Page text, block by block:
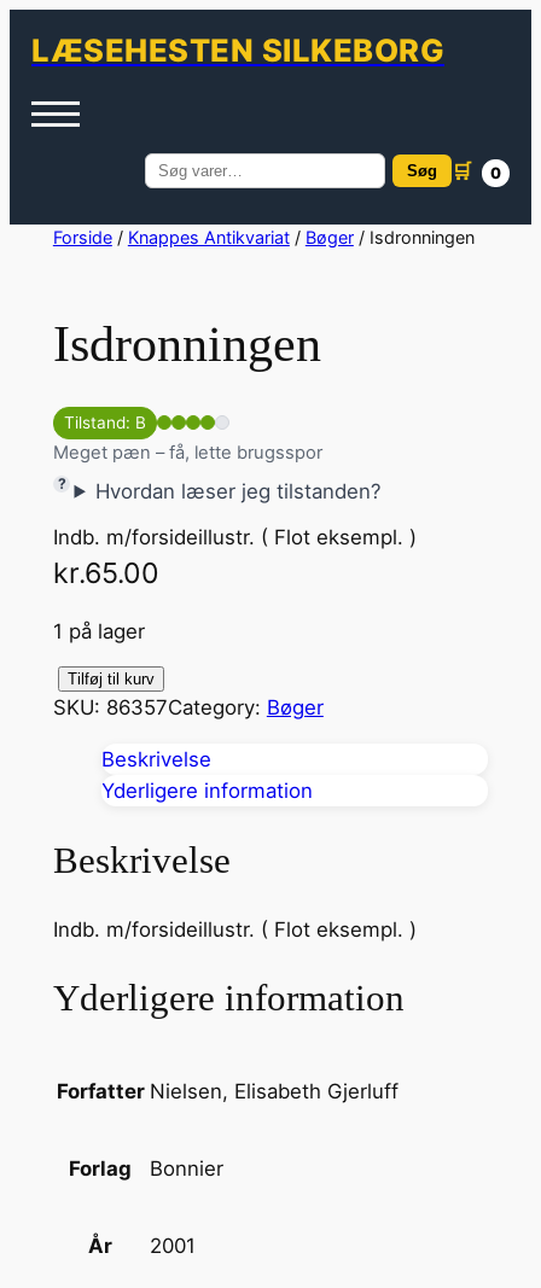
LÆSEHESTEN SILKEBORG
Søg
Søg 🛒 0
SpringForside/ Knappes Antikvariat/ Bøger/ Isdronningen
Isdronningen
Tilstand: B
Meget pæn – få, lette brugsspor
Hvordan læser jeg tilstanden?
Indb. m/forsideillustr. ( Flot eksempl. )
kr.65.00
1 på lager
s
n
n
e
n
Tilføj til kurv
SKU: 86357Category: Bøger
Beskrivelse
Yderligere information
Beskrivelse
Indb. m/forsideillustr. ( Flot eksempl. )
Yderligere information
Forfatter Nielsen, Elisabeth Gjerluff
Forlag Bonnier
År 2001